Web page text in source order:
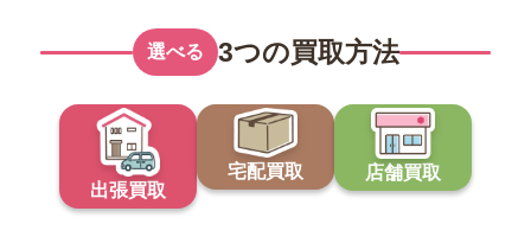
選べる 3つの買取方法
出張買取
宅配買取 店舗買取